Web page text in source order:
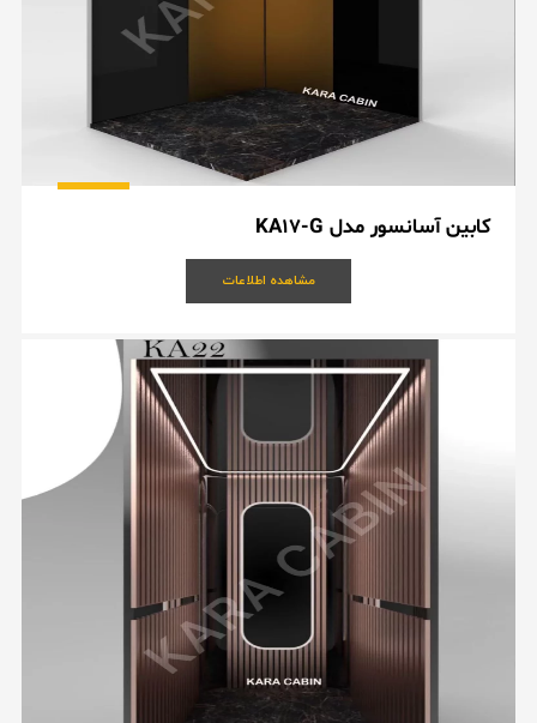
کابین آسانسور مدل KA17-G
مشاهده اطلاعات